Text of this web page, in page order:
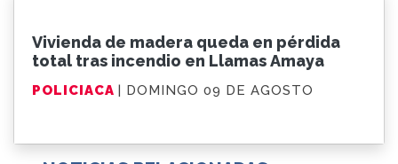
Vivienda de madera queda en pérdida
total tras incendio en Llamas Amaya
POLICIACA | DOMINGO 09 DE AGOSTO